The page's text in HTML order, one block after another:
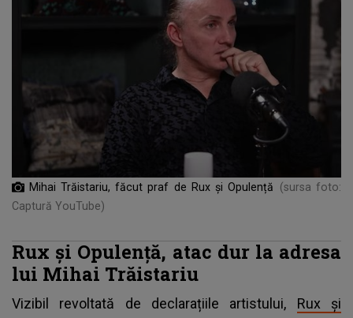
Mihai Trăistariu, făcut praf de Rux și Opulență
(sursa foto:
Captură YouTube)
Rux și Opulență, atac dur la adresa
lui Mihai Trăistariu
Vizibil revoltată de declarațiile artistului, Rux și